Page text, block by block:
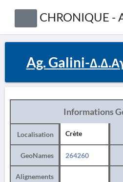
CHRONIQUE -
Ag. Galini-
Informations
Localisation Crète
GeoNames 264260
Alignements